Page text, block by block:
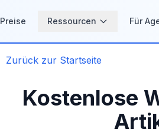
Preise Ressourcen Für
Zurück zur Startseite
Kostenlose